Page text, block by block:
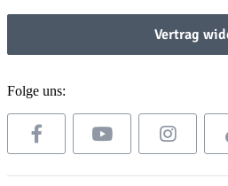
Vertrag
Folge uns: